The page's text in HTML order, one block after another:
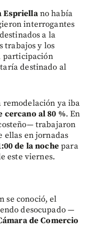
Espriellano había
interrogantes
a la
trabajos y los
participación
destinado al
remodelación ya iba
cercano al 80 %. En
trabajaron
ellas en jornadas
de la nochepara
este viernes.
se conoció, el
desocupado —
de Comercio